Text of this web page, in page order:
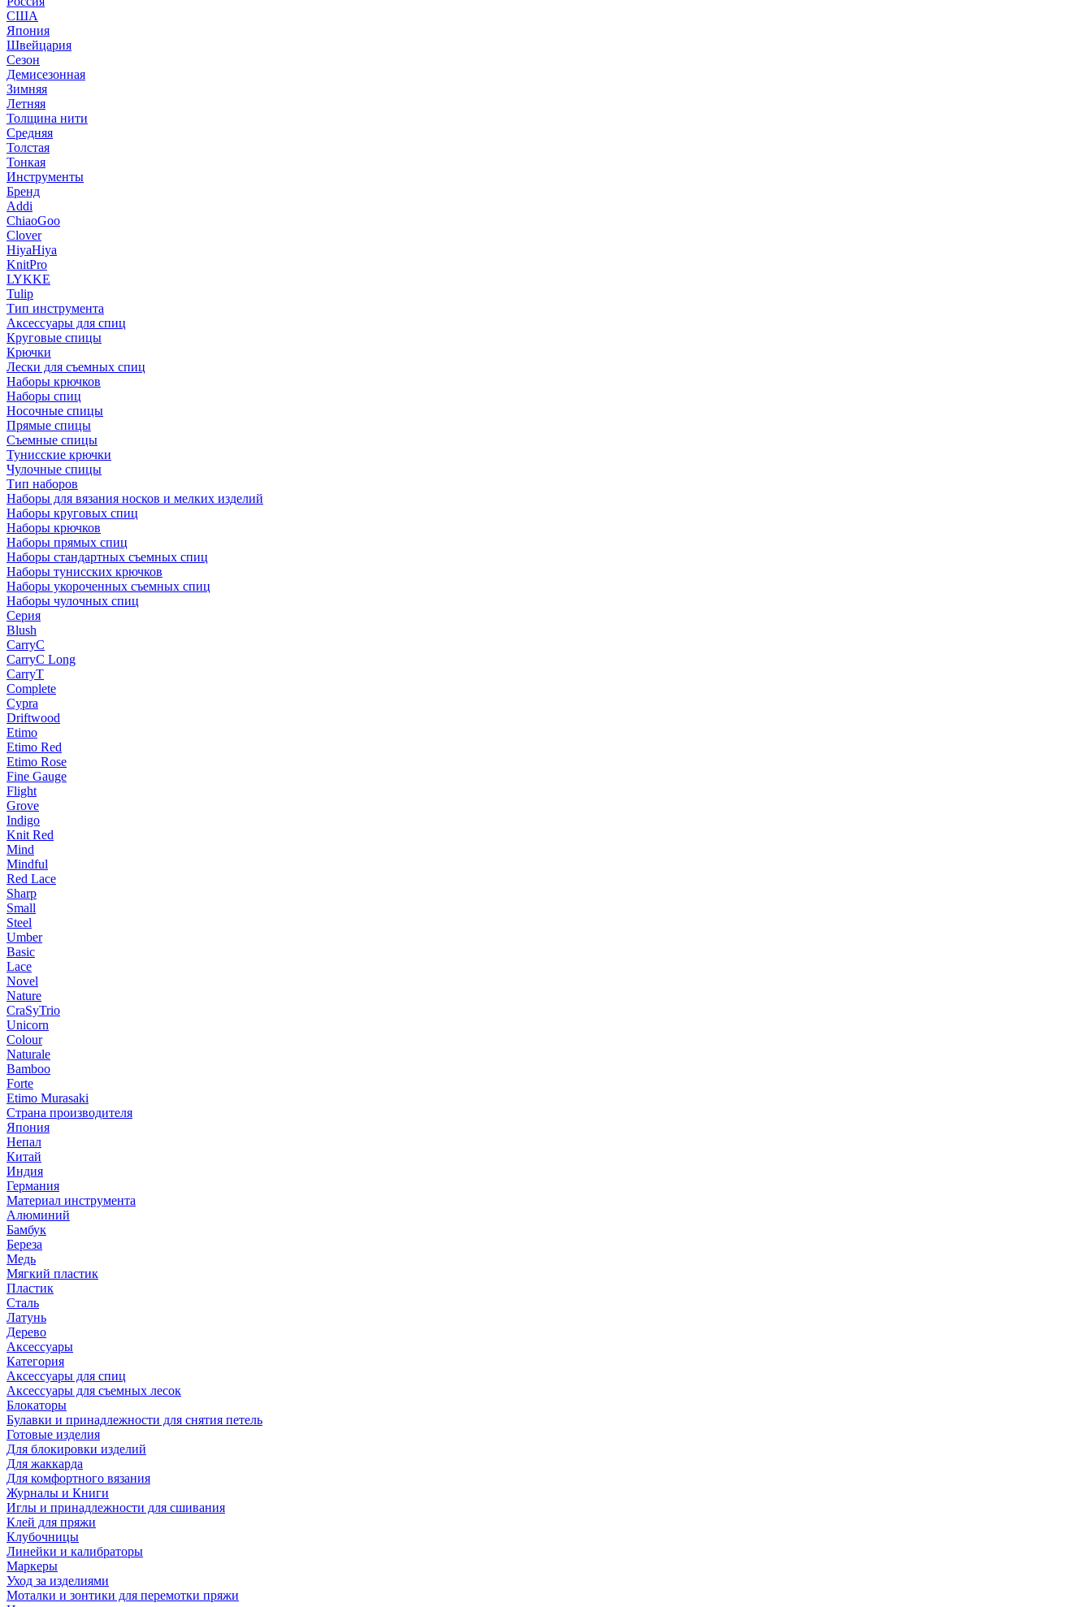
США
Япония
Швейцария
Сезон
Демисезонная
Зимняя
Летняя
Толщина нити
Средняя
Толстая
Тонкая
Инструменты
Бренд
Addi
ChiaoGoo
Clover
HiyaHiya
KnitPro
LYKKE
Tulip
Тип инструмента
Аксессуары для спиц
Круговые спицы
Крючки
Лески для съемных спиц
Наборы крючков
Наборы спиц
Носочные спицы
Прямые спицы
Съемные спицы
Тунисские крючки
Чулочные спицы
Тип наборов
Наборы для вязания носков и мелких изделий
Наборы круговых спиц
Наборы крючков
Наборы прямых спиц
Наборы стандартных съемных спиц
Наборы тунисских крючков
Наборы укороченных съемных спиц
Наборы чулочных спиц
Серия
Blush
CarryC
CarryC Long
CarryT
Complete
Cypra
Driftwood
Etimo
Etimo Red
Etimo Rose
Fine Gauge
Flight
Grove
Indigo
Knit Red
Mind
Mindful
Red Lace
Sharp
Small
Steel
Umber
Basic
Lace
Novel
Nature
CraSyTrio
Unicorn
Colour
Naturale
Bamboo
Forte
Etimo Murasaki
Страна производителя
Япония
Непал
Китай
Индия
Германия
Материал инструмента
Алюминий
Бамбук
Береза
Медь
Мягкий пластик
Пластик
Сталь
Латунь
Дерево
Аксессуары
Категория
Аксессуары для спиц
Аксессуары для съемных лесок
Блокаторы
Булавки и принадлежности для снятия петель
Готовые изделия
Для блокировки изделий
Для жаккарда
Для комфортного вязания
Журналы и Книги
Иглы и принадлежности для сшивания
Клей для пряжи
Клубочницы
Линейки и калибраторы
Маркеры
Уход за изделиями
Моталки и зонтики для перемотки пряжи